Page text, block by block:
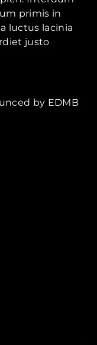
primis in
luctus lacinia
justo
by EDMB